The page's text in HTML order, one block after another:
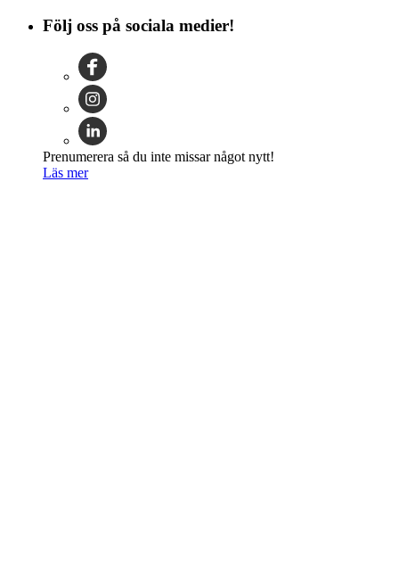
Följ oss på sociala medier!
Prenumerera så du inte missar något nytt!
Läs mer